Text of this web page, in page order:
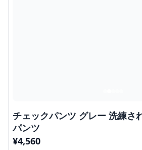
チェックパンツ グレー 洗練さ
パンツ
¥4,560